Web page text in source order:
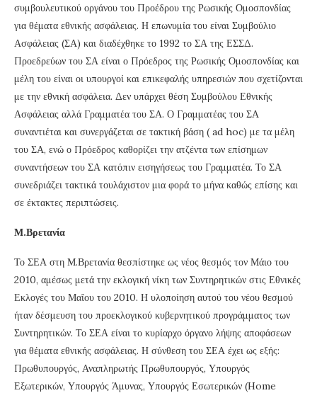
συμβουλευτικού οργάνου του Προέδρου της Ρωσικής Ομοσπονδίας
για θέματα εθνικής ασφάλειας. Η επωνυμία του είναι Συμβούλιο
Ασφάλειας (ΣΑ) και διαδέχθηκε το 1992 το ΣΑ της ΕΣΣΔ.
Προεδρεύων του ΣΑ είναι ο Πρόεδρος της Ρωσικής Ομοσπονδίας και
μέλη του είναι οι υπουργοί και επικεφαλής υπηρεσιών που σχετίζονται
με την εθνική ασφάλεια. Δεν υπάρχει θέση Συμβούλου Εθνικής
Ασφάλειας αλλά Γραμματέα του ΣΑ. Ο Γραμματέας του ΣΑ
συναντιέται και συνεργάζεται σε τακτική βάση ( ad hoc) με τα μέλη
του ΣΑ, ενώ ο Πρόεδρος καθορίζει την ατζέντα των επίσημων
συναντήσεων του ΣΑ κατόπιν εισηγήσεως του Γραμματέα. Το ΣΑ
συνεδριάζει τακτικά τουλάχιστον μια φορά το μήνα καθώς επίσης και
σε έκτακτες περιπτώσεις.
Μ.Βρετανία
Το ΣΕΑ στη Μ.Βρετανία θεσπίστηκε ως νέος θεσμός τον Μάιο του
2010, αμέσως μετά την εκλογική νίκη των Συντηρητικών στις Εθνικές
Εκλογές του Μαΐου του 2010. Η υλοποίηση αυτού του νέου θεσμού
ήταν δέσμευση του προεκλογικού κυβερνητικού προγράμματος των
Συντηρητικών. Το ΣΕΑ είναι το κυρίαρχο όργανο λήψης αποφάσεων
για θέματα εθνικής ασφάλειας. Η σύνθεση του ΣΕΑ έχει ως εξής:
Πρωθυπουργός, Αναπληρωτής Πρωθυπουργός, Υπουργός
Εξωτερικών, Υπουργός Άμυνας, Υπουργός Εσωτερικών (Home